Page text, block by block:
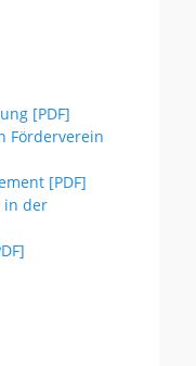
[PDF]
Förderverein
[PDF]
in der